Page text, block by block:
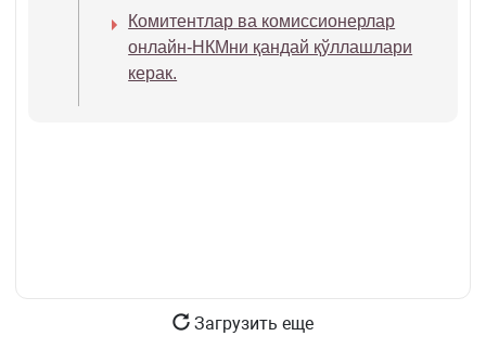
Комитентлар ва комиссионерлар
онлайн-НКМни қандай қўллашлари
керак.
Загрузить еще